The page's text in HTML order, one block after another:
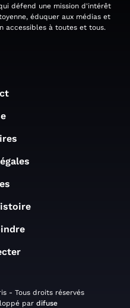
défend une mission d'intérêt
éduquer aux médias et
accessibles à toutes et tous.
- Tous droits réservés
par difuse